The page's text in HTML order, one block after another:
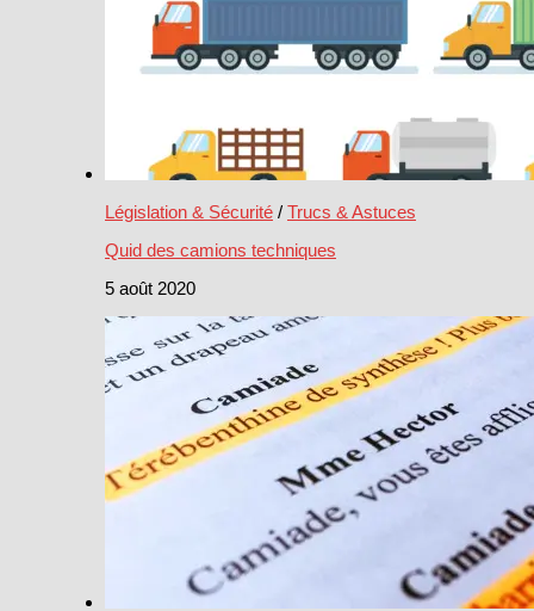
Législation & Sécurité / Trucs & Astuces
Quid des camions techniques
5 août 2020